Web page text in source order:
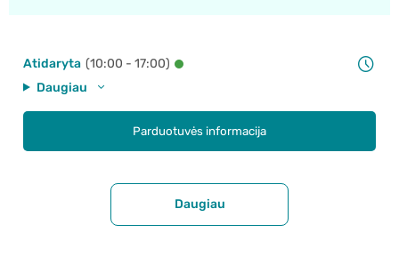
Atidaryta (10:00 - 17:00)
Daugiau
Parduotuvės informacija
Daugiau